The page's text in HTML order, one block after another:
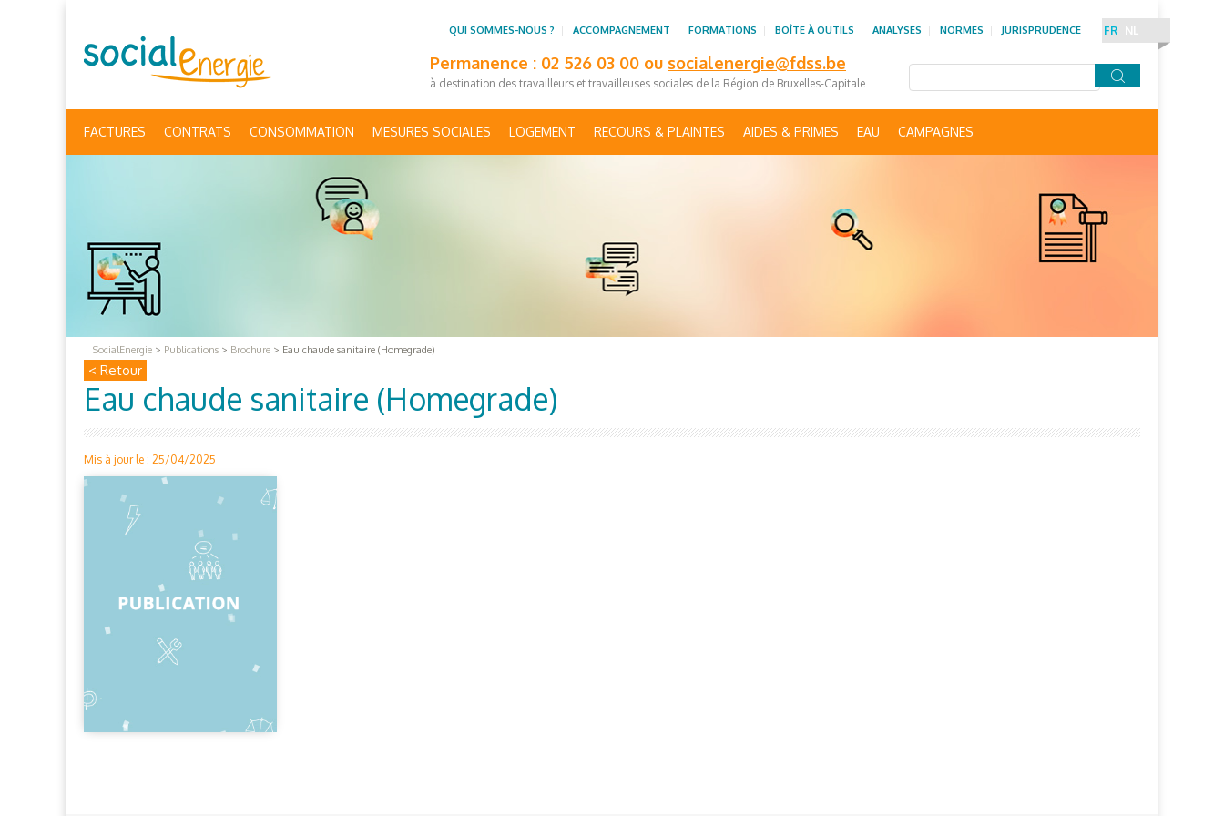
Permanence : 02 526 03 00 ou socialenergie@fdss.be
à destination des travailleurs et travailleuses sociales de la Région de Bruxelles-Capitale
QUI SOMMES-NOUS ? ACCOMPAGNEMENT FORMATIONS BOÎTE À OUTILS ANALYSES NORMES JURISPRUDENCE FR NL
FACTURES CONTRATS CONSOMMATION MESURES SOCIALES LOGEMENT RECOURS & PLAINTES AIDES & PRIMES EAU CAMPAGNES
SocialEnergie > Publications > Brochure > Eau chaude sanitaire (Homegrade)
< Retour
Eau chaude sanitaire (Homegrade)
Mis à jour le : 25/04/2025